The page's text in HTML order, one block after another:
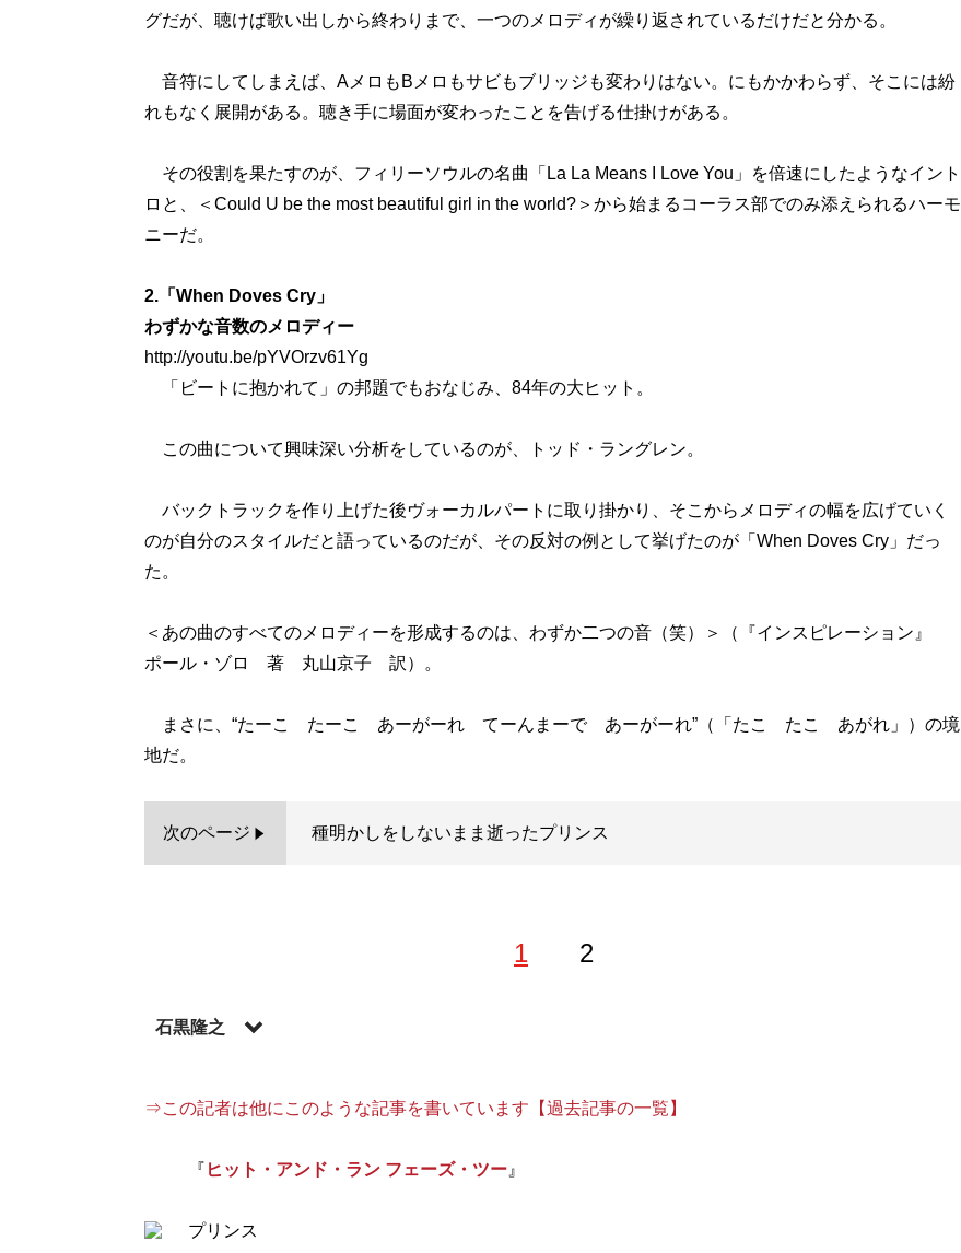
グだが、聴けば歌い出しから終わりまで、一つのメロディが繰り返されているだけだと分かる。
音符にしてしまえば、AメロもBメロもサビもブリッジも変わりはない。にもかかわらず、そこには紛
れもなく展開がある。聴き手に場面が変わったことを告げる仕掛けがある。
その役割を果たすのが、フィリーソウルの名曲「La La Means I Love You」を倍速にしたようなイント
ロと、＜Could U be the most beautiful girl in the world?＞から始まるコーラス部でのみ添えられるハーモ
ニーだ。
2.「When Doves Cry」
わずかな音数のメロディー
http://youtu.be/pYVOrzv61Yg
「ビートに抱かれて」の邦題でもおなじみ、84年の大ヒット。
この曲について興味深い分析をしているのが、トッド・ラングレン。
バックトラックを作り上げた後ヴォーカルパートに取り掛かり、そこからメロディの幅を広げていく
のが自分のスタイルだと語っているのだが、その反対の例として挙げたのが「When Doves Cry」だっ
た。
＜あの曲のすべてのメロディーを形成するのは、わずか二つの音（笑）＞（『インスピレーション』
ポール・ゾロ 著 丸山京子 訳）。
まさに、“たーこ たーこ あーがーれ てーんまーで あーがーれ”（「たこ たこ あがれ」）の境
地だ。
次のページ 種明かしをしないまま逝ったプリンス
1 2
石黒隆之
『Number』等でスポーツ取材の経験もあり。X:@TakayukiIshigu4
記事一覧へ
⇒この記者は他にこのような記事を書いています【過去記事の一覧】
『 ヒット・アンド・ラン フェーズ・ツー』
プリンス